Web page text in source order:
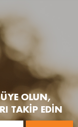
ÜYE OLUN,
TAKİP EDİN